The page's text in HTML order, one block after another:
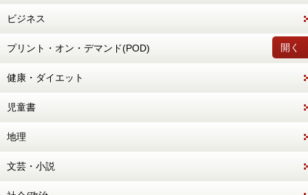
ビジネス
開く
プリント・オン・デマンド(POD)
健康・ダイエット
児童書
地理
文芸・小説